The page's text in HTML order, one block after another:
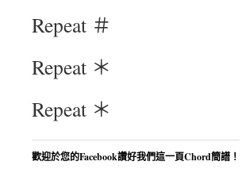
Repeat ＃
Repeat ＊
Repeat ＊
歡迎於您的Facebook讚好我們這一頁Chord簡譜！